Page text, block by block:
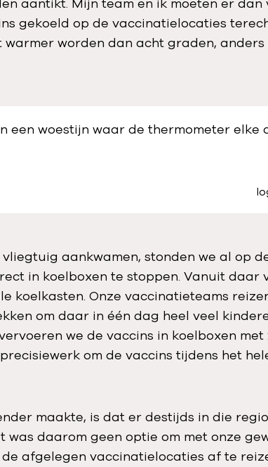
aantikt. Mijn team en ik moeten er dan
gekoeld op de vaccinatielocaties
warmer worden dan acht graden, anders
een woestijn waar de thermometer elke
aankwamen, stonden we al op
in koelboxen te stoppen. Vanuit daar
koelkasten. Onze vaccinatieteams
om daar in één dag heel veel
we de vaccins in koelboxen met
om de vaccins tijdens het
maakte, is dat er destijds in die regio
was daarom geen optie om met onze
afgelegen vaccinatielocaties af te